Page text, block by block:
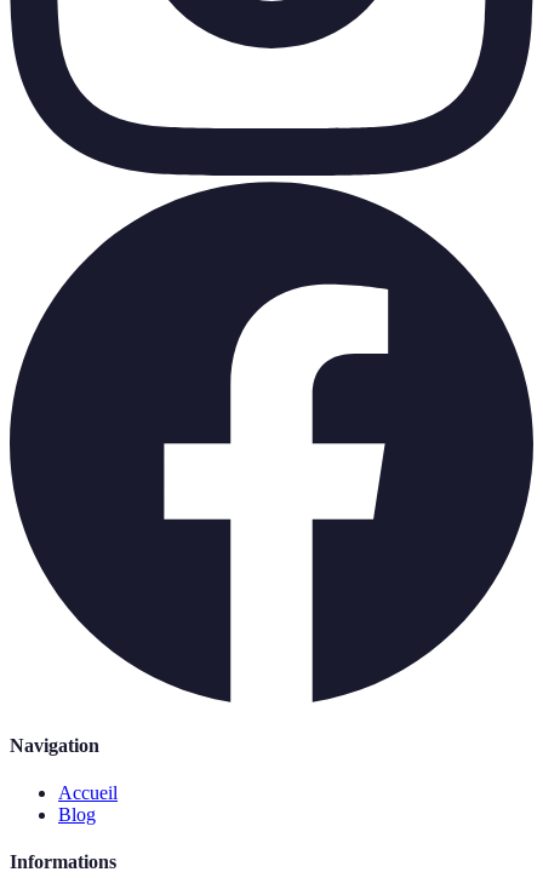
Navigation
Accueil
Blog
Informations